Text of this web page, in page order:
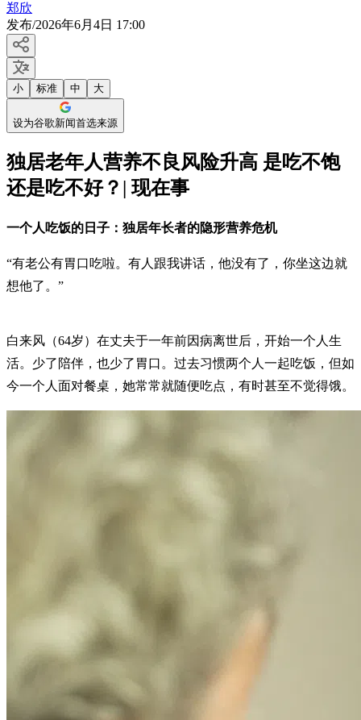
郑欣
发布/2026年6月4日 17:00
小 标准 中 大
设为谷歌新闻首选来源
独居老年人营养不良风险升高 是吃不饱
还是吃不好？| 现在事
一个人吃饭的日子：独居年长者的隐形营养危机
“有老公有胃口吃啦。有人跟我讲话，他没有了，你坐这边就
想他了。”
白来风（64岁）在丈夫于一年前因病离世后，开始一个人生
活。少了陪伴，也少了胃口。过去习惯两个人一起吃饭，但如
今一个人面对餐桌，她常常就随便吃点，有时甚至不觉得饿。